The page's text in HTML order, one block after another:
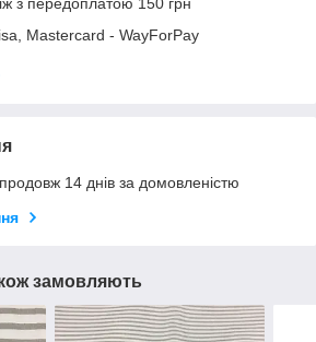
з передоплатою 150 грн
Mastercard - WayForPay
14 днів за домовленістю
замовляють